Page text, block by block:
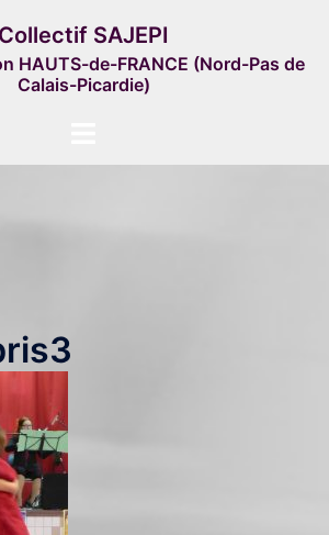
Collectif SAJEPI
HAUTS-de-FRANCE (Nord-Pas de
Calais-Picardie)